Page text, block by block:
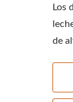
Los
de